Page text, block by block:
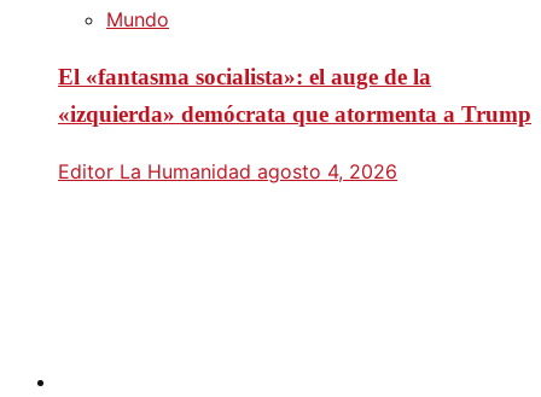
Mundo
El «fantasma socialista»: el auge de la
«izquierda» demócrata que atormenta a Trump
Editor La Humanidad agosto 4, 2026